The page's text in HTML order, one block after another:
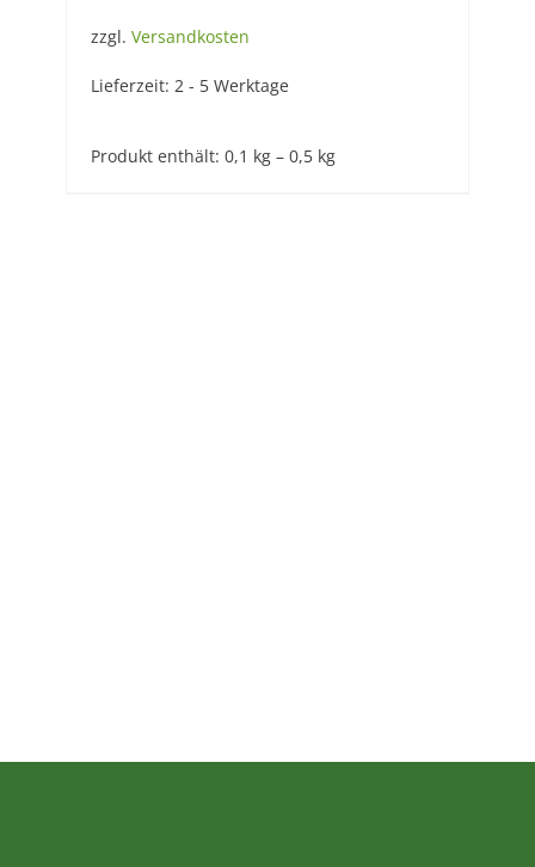
zzgl. Versandkosten
Lieferzeit: 2 - 5 Werktage
Produkt enthält: 0,1 kg – 0,5 kg